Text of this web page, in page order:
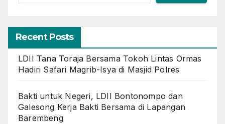
Recent Posts
LDII Tana Toraja Bersama Tokoh Lintas Ormas
Hadiri Safari Magrib-Isya di Masjid Polres
Bakti untuk Negeri, LDII Bontonompo dan
Galesong Kerja Bakti Bersama di Lapangan
Barembeng